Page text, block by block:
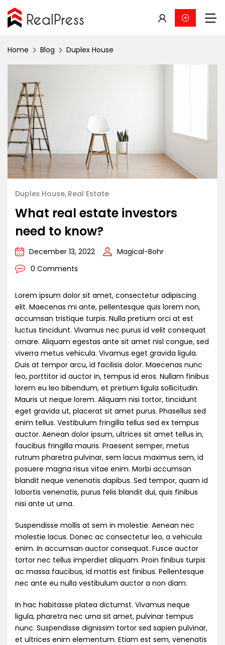
Home Blog Duplex House
Duplex House Real Estate
What real estate investors
need to know?
December 13, 2022
Magical-Bohr
0 Comments
Lorem ipsum dolor sit amet, consectetur adipiscing
elit. Maecenas mi ante, pellentesque quis lorem non,
accumsan tristique turpis. Nulla pretium orci at est
luctus tincidunt. Vivamus nec purus id velit consequat
ornare. Aliquam egestas ante sit amet nisl congue, sed
viverra metus vehicula. Vivamus eget gravida ligula.
Duis at tempor arcu, id facilisis dolor. Maecenas nunc
leo, porttitor id auctor in, tempus id eros. Nullam finibus
lorem eu leo bibendum, et pretium ligula sollicitudin.
Mauris ut neque lorem. Aliquam nisi tortor, tincidunt
eget gravida ut, placerat sit amet purus. Phasellus sed
enim tellus. Vestibulum fringilla tellus sed ex tempus
auctor. Aenean dolor ipsum, ultrices sit amet tellus in,
faucibus fringilla mauris. Praesent semper, metus
rutrum pharetra pulvinar, sem lacus maximus sem, id
posuere magna risus vitae enim. Morbi accumsan
blandit neque venenatis dapibus. Sed tempor, quam id
lobortis venenatis, purus felis blandit dui, quis finibus
nisi ante ut urna.
Suspendisse mollis at sem in molestie. Aenean nec
molestie lacus. Donec ac consectetur leo, a vehicula
enim. In accumsan auctor consequat. Fusce auctor
tortor nec tellus imperdiet aliquam. Proin finibus turpis
ac massa faucibus, id mattis est finibus. Pellentesque
nec ante eu nulla vestibulum auctor a non diam.
In hac habitasse platea dictumst. Vivamus neque
ligula, pharetra nec urna sit amet, pulvinar tempus
nunc. Suspendisse dignissim tortor sed sapien pulvinar,
et ultrices enim elementum. Etiam est sem, venenatis